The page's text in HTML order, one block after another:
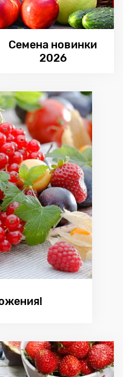
Семена новинки
2026